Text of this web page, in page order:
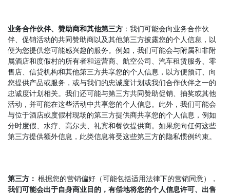
业务合作伙伴、赞助商和其他第三方 ：我们可能会向业务合作伙
伴、促销活动的共同赞助商以及其他第三方披露您的个人信息，以
便为您提供您可能感兴趣的服务。例如，我们可能会与附属和非附
属酒店和度假村的所有者和运营商、航空公司、汽车租赁服务、零
售店、信贷机构和其他第三方共享您的个人信息，以方便预订、向
您提供产品或服务，或与我们的忠诚度计划或我们合作伙伴之一的
忠诚度计划相关。我们还可能与第三方共同赞助促销、抽奖或其他
活动，并可能在这些活动中共享您的个人信息。此外，我们可能会
与位于酒店或度假村现场的第三方提供商共享您的个人信息，例如
分时度假、水疗、高尔夫、礼宾和餐饮提供商。如果您向任何这些
第三方提供额外信息，此类信息将受这些第三方的隐私惯例约束。
第三方： 根据您的营销偏好（可能包括适用法律下的营销同意），
我们可能会出于自身商业目的，有偿地将您的个人信息许可、出售